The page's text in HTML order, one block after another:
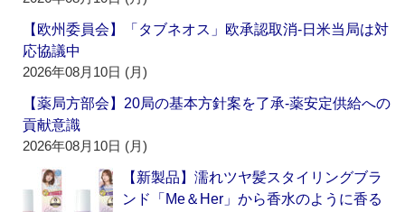
【欧州委員会】「タブネオス」欧承認取消‐日米当局は対
応協議中
2026年08月10日 (月)
【薬局方部会】20局の基本方針案を了承‐薬安定供給への
貢献意識
2026年08月10日 (月)
【新製品】濡れツヤ髪スタイリングブラ
ンド「Me＆Her」から香水のように香る